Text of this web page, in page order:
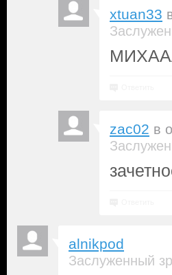
xtuan33
zac02 в
alnikpod
Заслуженный